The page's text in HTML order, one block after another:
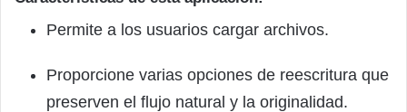
Permite a los usuarios cargar archivos.
Proporcione varias opciones de reescritura que
preserven el flujo natural y la originalidad.